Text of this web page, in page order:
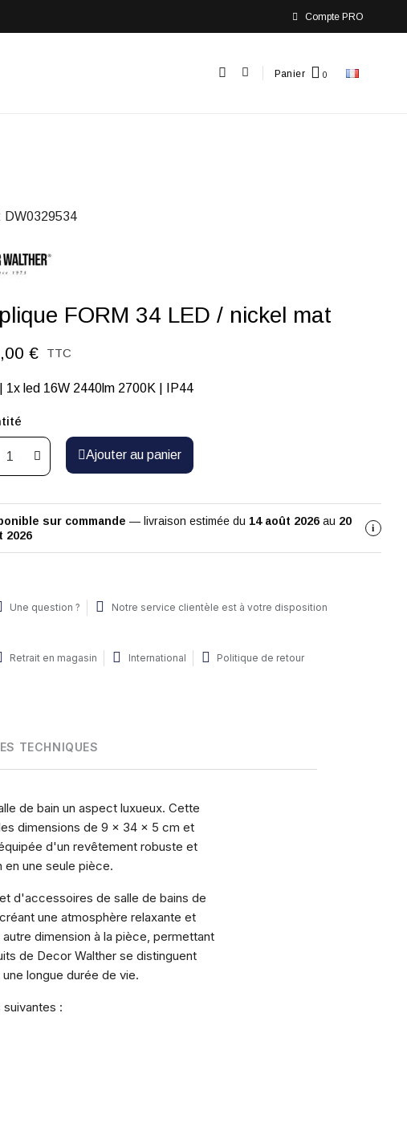
Compte PRO
Panier
DW0329534
FORM 34 LED / nickel mat
€ TTC
LED | 1x led 16W 2440lm 2700K | IP44
Ajouter au panier
sur commande — livraison estimée du 14 août 2026 au 20
2026
i
Une question ? Notre service clientèle est à votre disposition
Retrait en magasin International Politique de retour
TECHNIQUES
de bain un aspect luxueux. Cette
dimensions de 9 x 34 x 5 cm et
d'un revêtement robuste et
une seule pièce.
d'accessoires de salle de bains de
une atmosphère relaxante et
dimension à la pièce, permettant
de Decor Walther se distinguent
longue durée de vie.
: